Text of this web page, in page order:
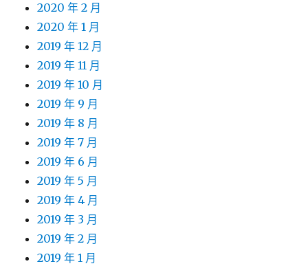
2020 年 2 月
2020 年 1 月
2019 年 12 月
2019 年 11 月
2019 年 10 月
2019 年 9 月
2019 年 8 月
2019 年 7 月
2019 年 6 月
2019 年 5 月
2019 年 4 月
2019 年 3 月
2019 年 2 月
2019 年 1 月